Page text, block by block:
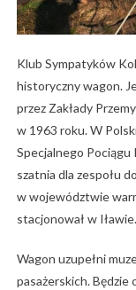
Klub Sympatyków
historyczny wagon.
przez Zakłady
w 1963 roku. W
Specjalnego Pociągu
szatnia dla zespołu
w województwie
stacjonował w Iławie.
Wagon uzupełni
pasażerskich. Będzie